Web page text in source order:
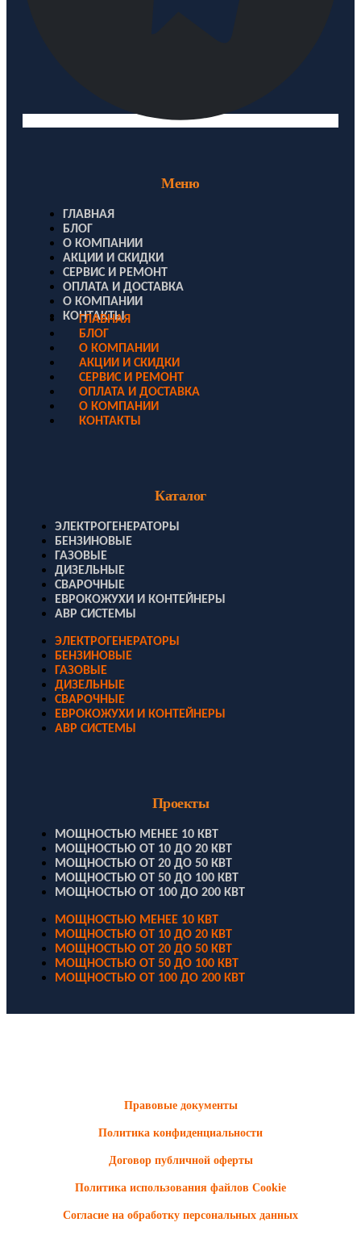
Меню
ГЛАВНАЯ
БЛОГ
О КОМПАНИИ
АКЦИИ И СКИДКИ
СЕРВИС И РЕМОНТ
ОПЛАТА И ДОСТАВКА
О КОМПАНИИ
КОНТАКТЫ
ГЛАВНАЯ
БЛОГ
О КОМПАНИИ
АКЦИИ И СКИДКИ
СЕРВИС И РЕМОНТ
ОПЛАТА И ДОСТАВКА
О КОМПАНИИ
КОНТАКТЫ
Каталог
ЭЛЕКТРОГЕНЕРАТОРЫ
БЕНЗИНОВЫЕ
ГАЗОВЫЕ
ДИЗЕЛЬНЫЕ
СВАРОЧНЫЕ
ЕВРОКОЖУХИ И КОНТЕЙНЕРЫ
АВР СИСТЕМЫ
ЭЛЕКТРОГЕНЕРАТОРЫ
БЕНЗИНОВЫЕ
ГАЗОВЫЕ
ДИЗЕЛЬНЫЕ
СВАРОЧНЫЕ
ЕВРОКОЖУХИ И КОНТЕЙНЕРЫ
АВР СИСТЕМЫ
Проекты
МОЩНОСТЬЮ МЕНЕЕ 10 КВТ
МОЩНОСТЬЮ ОТ 10 ДО 20 КВТ
МОЩНОСТЬЮ ОТ 20 ДО 50 КВТ
МОЩНОСТЬЮ ОТ 50 ДО 100 КВТ
МОЩНОСТЬЮ ОТ 100 ДО 200 КВТ
МОЩНОСТЬЮ МЕНЕЕ 10 КВТ
МОЩНОСТЬЮ ОТ 10 ДО 20 КВТ
МОЩНОСТЬЮ ОТ 20 ДО 50 КВТ
МОЩНОСТЬЮ ОТ 50 ДО 100 КВТ
МОЩНОСТЬЮ ОТ 100 ДО 200 КВТ
Правовые документы
Политика конфиденциальности
Договор публичной оферты
Политика использования файлов Cookie
Согласие на обработку персональных данных